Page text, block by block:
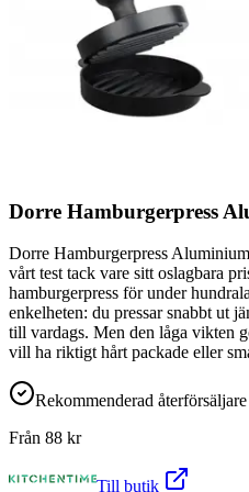
Dorre Hamburgerpress
Dorre Hamburgerpress
vårt test tack vare sitt oslagbara
hamburgerpress för under
enkelheten: du pressar snabbt ut
till vardags. Men den låga vikten
vill ha riktigt hårt packade eller
Rekommenderad återförsäljare
Från 88 kr
Till butik